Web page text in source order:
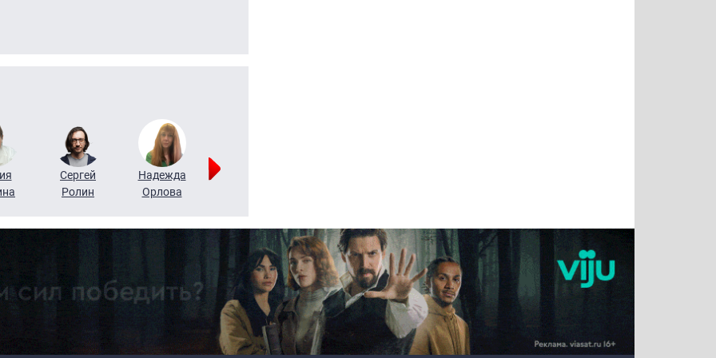
Сергей
Ролин
Надежда
Орлова